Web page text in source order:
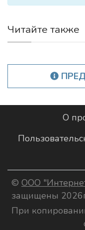
Читайте также
О
© ООО
защищены
При